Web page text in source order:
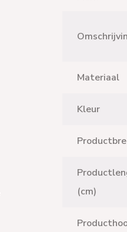
Materiaal
Kleur
(cm)